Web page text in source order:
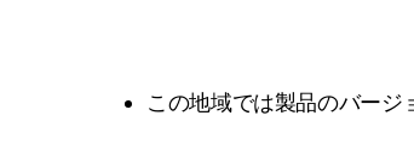
この地域では製品のバージ